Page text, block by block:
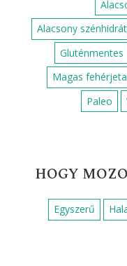
Alacsony
Gluténmentes
Magas
Paleo
HOGY
Egyszerű